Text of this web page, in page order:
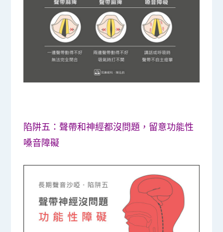
陷阱五：聲帶和神經都沒問題，留意功能性
嗓音障礙